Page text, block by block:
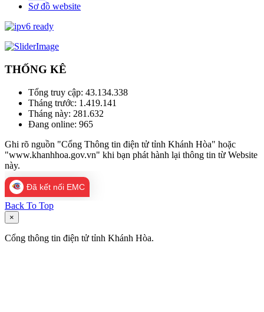
Sơ đồ website
THỐNG KÊ
Tổng truy cập: 43.134.338
Tháng trước: 1.419.141
Tháng này: 281.632
Đang online: 965
Ghi rõ nguồn "Cổng Thông tin điện tử tỉnh Khánh Hòa" hoặc
"www.khanhhoa.gov.vn" khi bạn phát hành lại thông tin từ Website
này.
Đã kết nối EMC
Back To Top
×
Cổng thông tin điện tử tỉnh Khánh Hòa.